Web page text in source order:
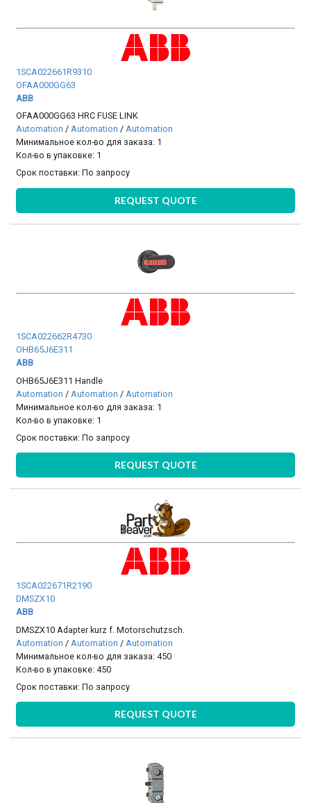
1SCA022661R9310
OFAA000GG63
ABB
OFAA000GG63 HRC FUSE LINK
Automation /Automation /Automation
Минимальное кол-во для заказа: 1
Кол-во в упаковке: 1
Срок поставки:По запросу
REQUEST QUOTE
1SCA022662R4730
OHB65J6E311
ABB
OHB65J6E311 Handle
Automation / Automation / Automation
Минимальное кол-во для заказа: 1
Кол-во в упаковке: 1
Срок поставки:По запросу
REQUEST QUOTE
1SCA022671R2190
DMSZX10
ABB
DMSZX10 Adapter kurz f. Motorschutzsch.
Automation / Automation / Automation
Минимальное кол-во для заказа: 450
Кол-во в упаковке: 450
Срок поставки:По запросу
REQUEST QUOTE